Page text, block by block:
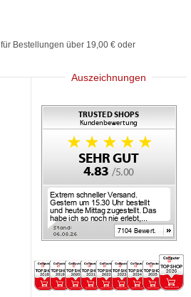
für Bestellungen über 19,00 € oder
Auszeichnungen